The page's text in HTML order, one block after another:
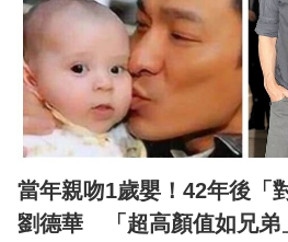
當年親吻1歲嬰！42年後「
劉德華 「超高顏值如兄弟